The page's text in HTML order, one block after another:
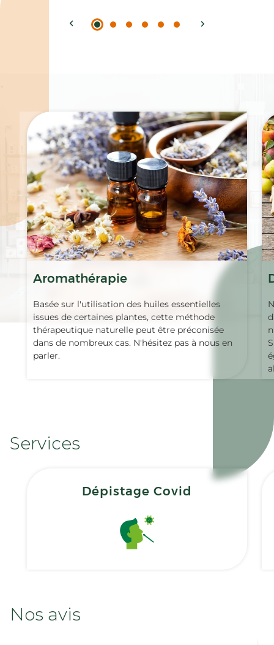
Aromathérapie
Basée sur l'utilisation des huiles essentielles
issues de certaines plantes, cette méthode
thérapeutique naturelle peut être préconisée
dans de nombreux cas. N'hésitez pas à nous en
parler.
Services
Dépistage Covid
Nos avis